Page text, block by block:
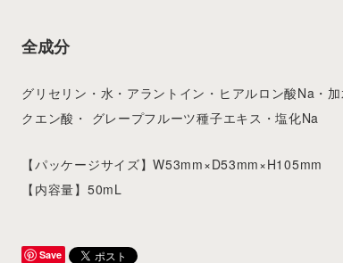
全成分
グリセリン・水・アラントイン・ヒアルロン酸Na・
クエン酸・ グレープフルーツ種子エキス・塩化Na
【パッケージサイズ】W53mm×D53mm×H105mm
【内容量】50mL
Save